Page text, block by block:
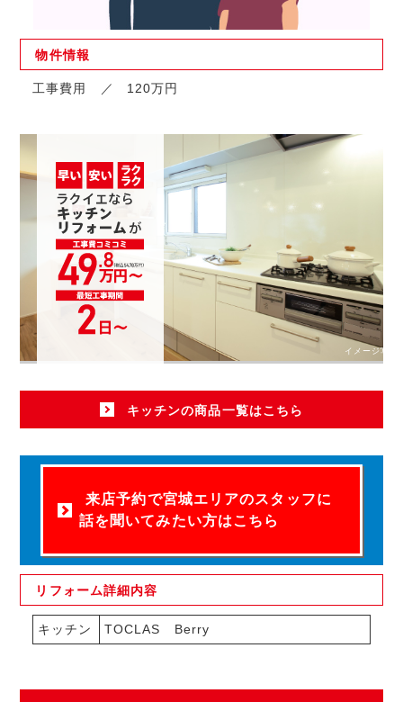
物件情報
工事費用 120万円
イメージ写真
キッチンの商品一覧はこちら
来店予約で宮城エリアのスタッフに
話を聞いてみたい方はこちら
リフォーム詳細内容
キッチン TOCLAS Berry